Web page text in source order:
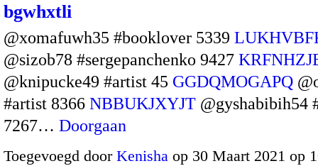
bgwhxtli
@xomafuwh35 #booklover 5339
@sizob78 #sergepanchenko 9427
@knipucke49 #artist 45 GGDQMOGAPQ
#artist 8366 NBBUKJXYJT @gyshabibih54
7267… Doorgaan
Toegevoegd door Kenisha op 30 Maart 2021 op